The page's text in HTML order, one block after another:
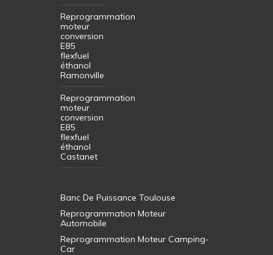
Reprogrammation
moteur
conversion
E85
flexfuel
éthanol
Ramonville
Reprogrammation
moteur
conversion
E85
flexfuel
éthanol
Castanet
Banc De Puissance Toulouse
Reprogrammation Moteur
Automobile
Reprogrammation Moteur Camping-
Car